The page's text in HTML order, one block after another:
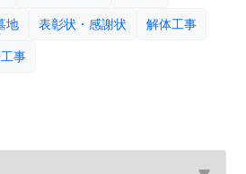
地 表彰状・感謝状 解体工事
事